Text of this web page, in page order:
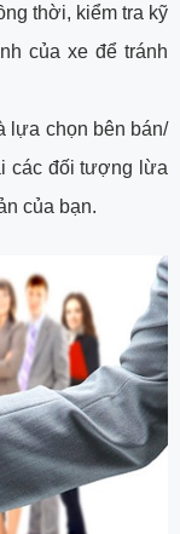
thời, kiểm tra kỹ
của xe để tránh
lựa chọn bên bán/
các đối tượng lừa
của bạn.